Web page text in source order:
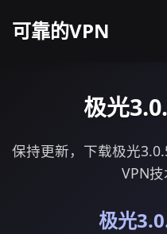
可靠的VPN
极光
保持更新，下载极光
VPN技
极光